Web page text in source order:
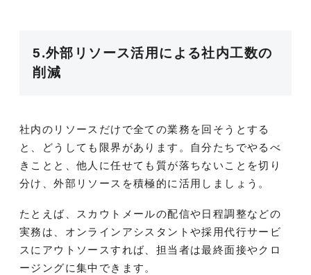
5.外部リソース活用による社内工数の
削減
社内のリソースだけで全ての業務を回そうとする
と、どうしても限界があります。自分たちでやるべ
きことと、他人に任せても質が落ちないことを切り
分け、外部リソースを積極的に活用しましょう。
たとえば、スカウトメールの配信や日程調整などの
実務は、オンラインアシスタントや採用代行サービ
スにアウトソースすれば、担当者は最終面接やクロ
ージングに集中できます。